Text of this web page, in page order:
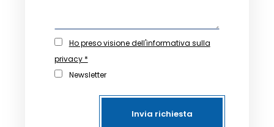
Ho preso visione dell'informativa sulla
privacy *
Newsletter
Invia richiesta